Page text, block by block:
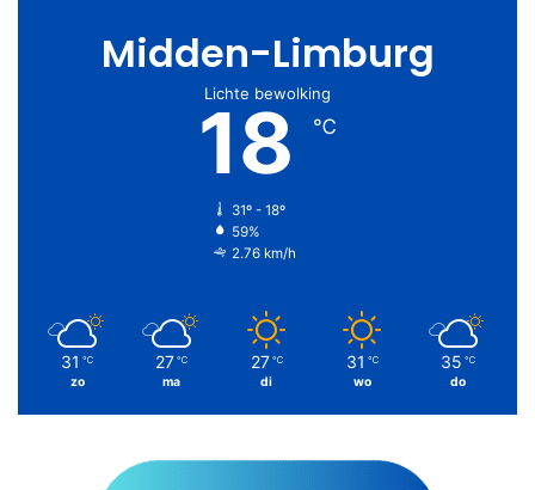
Midden-Limburg
Lichte bewolking
18 ℃
31º - 18º
59%
2.76 km/h
31 ℃
zo
27 ℃
ma
27 ℃
di
31 ℃
wo
35 ℃
do